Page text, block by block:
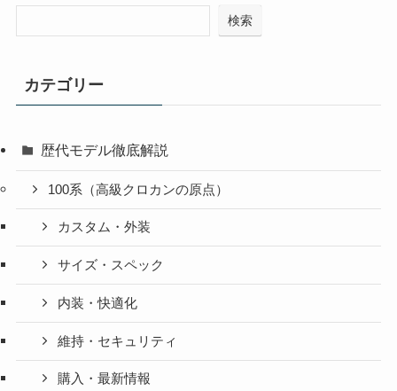
検索
カテゴリー
歴代モデル徹底解説
100系（高級クロカンの原点）
カスタム・外装
サイズ・スペック
内装・快適化
維持・セキュリティ
購入・最新情報